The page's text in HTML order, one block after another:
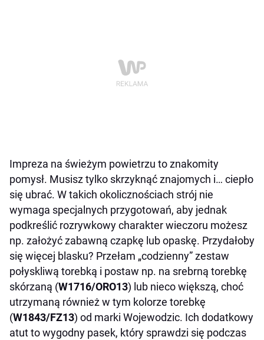
Impreza na świeżym powietrzu to znakomity
pomysł. Musisz tylko skrzyknąć znajomych i… ciepło
się ubrać. W takich okolicznościach strój nie
wymaga specjalnych przygotowań, aby jednak
podkreślić rozrywkowy charakter wieczoru możesz
np. założyć zabawną czapkę lub opaskę. Przydałoby
się więcej blasku? Przełam „codzienny” zestaw
połyskliwą torebką i postaw np. na srebrną torebkę
skórzaną (W1716/ORO13) lub nieco większą, choć
utrzymaną również w tym kolorze torebkę
(W1843/FZ13) od marki Wojewodzic. Ich dodatkowy
atut to wygodny pasek, który sprawdzi się podczas